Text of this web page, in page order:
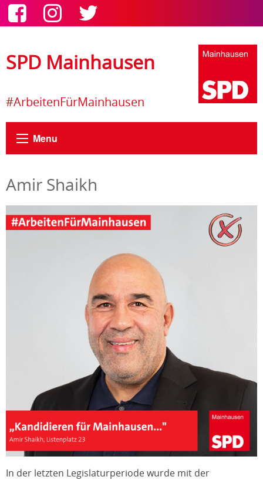
SPD Mainhausen
#ArbeitenFürMainhausen
Menu
Amir Shaikh
In der letzten Legislaturperiode wurde mit der